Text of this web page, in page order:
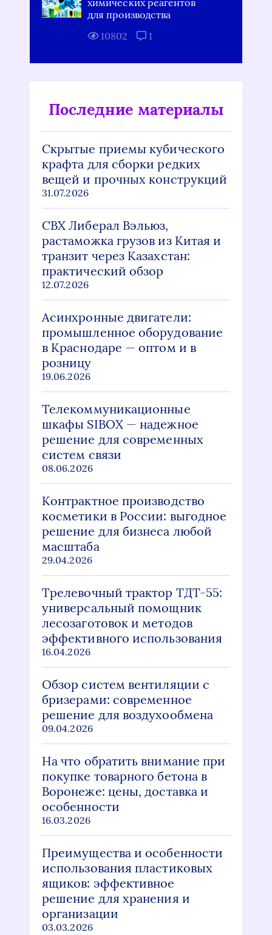
для производства
10802
1
Последние материалы
Скрытые приемы кубического
крафта для сборки редких
вещей и прочных конструкций
31.07.2026
СВХ Либерал Вэльюз,
растаможка грузов из Китая и
транзит через Казахстан:
практический обзор
12.07.2026
Асинхронные двигатели:
промышленное оборудование
в Краснодаре — оптом и в
розницу
19.06.2026
Телекоммуникационные
шкафы SIBOX — надежное
решение для современных
систем связи
08.06.2026
Контрактное производство
косметики в России: выгодное
решение для бизнеса любой
масштаба
29.04.2026
Трелевочный трактор ТДТ-55:
универсальный помощник
лесозаготовок и методов
эффективного использования
16.04.2026
Обзор систем вентиляции с
бризерами: современное
решение для воздухообмена
09.04.2026
На что обратить внимание при
покупке товарного бетона в
Воронеже: цены, доставка и
особенности
16.03.2026
Преимущества и особенности
использования пластиковых
ящиков: эффективное
решение для хранения и
организации
03.03.2026